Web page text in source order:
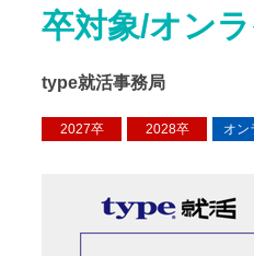
卒対象/オンラ
type就活事務局
2027卒 2028卒 オン